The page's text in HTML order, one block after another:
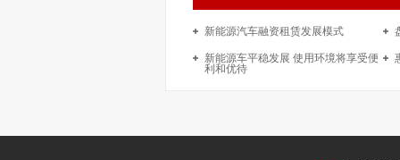
新能源汽车融资租赁发展模式
新能源车平稳发展 使用环境将享受便
利和优待